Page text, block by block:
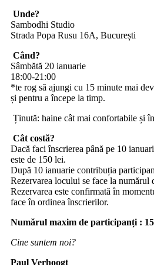
Unde?
Sambodhi Studio
Strada Popa Rusu 16A, București
Când?
Sâmbătă 20 ianuarie
18:00-21 :00
*te rog să ajungi cu 15 minute mai
și pentru a începe la timp.
Ținută: haine cât mai confortabile și
Cât costă?
Dacă faci înscrierea până pe 10
este de 1 50 lei.
După 10 ianuarie contribuția
Rezervarea locului se face la numărul
Rezervarea este confirmată în
face în ordinea înscrierilor.
Numărul maxim de participanți : 15
Cine suntem noi?
Paul Verhoogt